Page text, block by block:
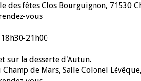
des fêtes Clos Bourguignon, 71530
vous
21h00
sur la desserte d'Autun.
de Mars, Salle Colonel